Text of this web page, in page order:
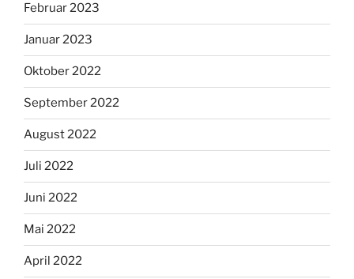
Februar 2023
Januar 2023
Oktober 2022
September 2022
August 2022
Juli 2022
Juni 2022
Mai 2022
April 2022